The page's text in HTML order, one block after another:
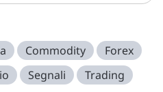
Commodity
Forex
Segnali
Trading